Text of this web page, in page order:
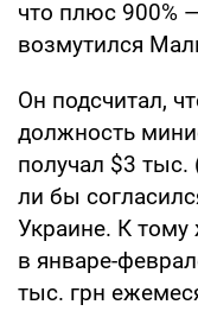
что плюс 900%
возмутился
Он подсчитал,
должность
получал $3 тыс.
ли бы
Украине. К тому
в январе-
тыс. грн